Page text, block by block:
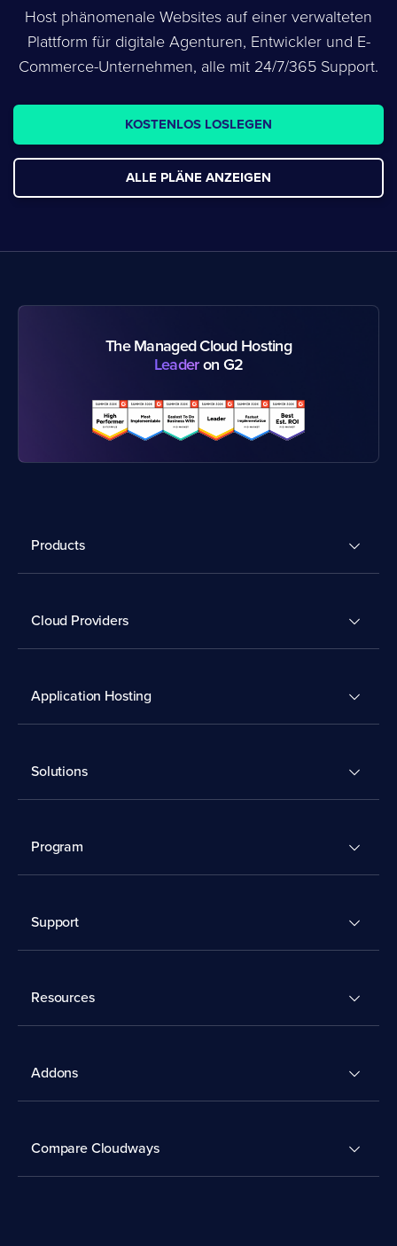
Host phänomenale Websites auf einer verwalteten
Plattform für digitale Agenturen, Entwickler und E-
Commerce-Unternehmen, alle mit 24/7/365 Support.
KOSTENLOS LOSLEGEN
ALLE PLÄNE ANZEIGEN
The Managed Cloud Hosting
Leaderon G2
Products
Cloud Providers
Application Hosting
Solutions
Program
Support
Resources
Addons
Compare Cloudways